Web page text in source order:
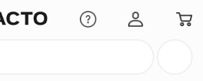
Minha Conta